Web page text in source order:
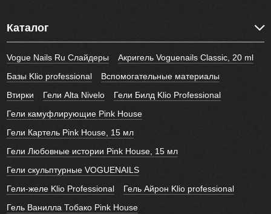
Каталог
Vogue Nails Ru Слайдеры
Акригель Voguenails Classic, 20 ml
Базы Klio professional
Вспомогательные материалы
Втирки
Гели Alta Nivelo
Гели Билд Klio Professional
Гели камуфлирующие Pink House
Гели Картель Pink House, 15 мл
Гели Любовные истории Pink House, 15 мл
Гели скульптурные VOGUENAILS
Гели-желе Klio Professional
Гель Айрон Klio professional
Гель Ванилла Тобако Pink House